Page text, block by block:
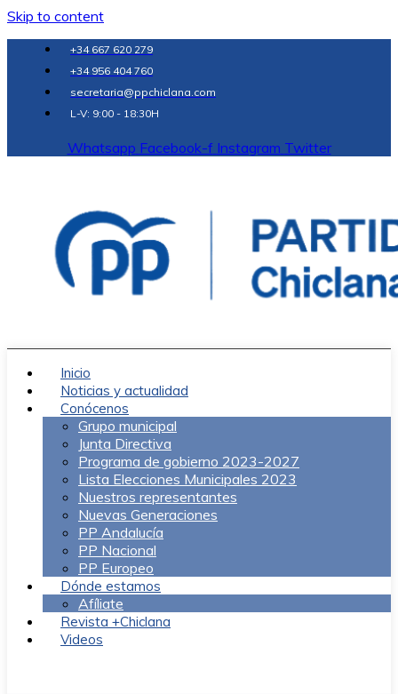
Skip to content
+34 667 620 279
+34 956 404 760
secretaria@ppchiclana.com
L-V: 9:00 - 18:30H
Whatsapp Facebook-f Instagram Twitter
Inicio
Noticias y actualidad
Conócenos
Grupo municipal
Junta Directiva
Programa de gobierno 2023-2027
Lista Elecciones Municipales 2023
Nuestros representantes
Nuevas Generaciones
PP Andalucía
PP Nacional
PP Europeo
Dónde estamos
Afíliate
Revista +Chiclana
Videos